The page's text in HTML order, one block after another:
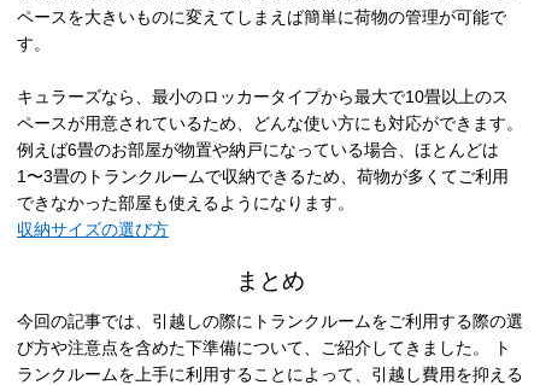
ペースを大きいものに変えてしまえば簡単に荷物の管理が可能で
す。
キュラーズなら、最小のロッカータイプから最大で10畳以上のス
ペースが用意されているため、どんな使い方にも対応ができます。
例えば6畳のお部屋が物置や納戸になっている場合、ほとんどは
1〜3畳のトランクルームで収納できるため、荷物が多くてご利用
できなかった部屋も使えるようになります。
収納サイズの選び方
まとめ
今回の記事では、引越しの際にトランクルームをご利用する際の選
び方や注意点を含めた下準備について、ご紹介してきました。 ト
ランクルームを上手に利用することによって、引越し費用を抑える